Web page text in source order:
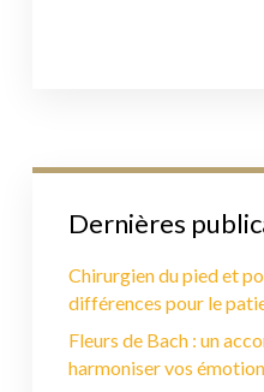
Dernières
Chirurgien du pied et
différences pour le
Fleurs de Bach : un
harmoniser vos